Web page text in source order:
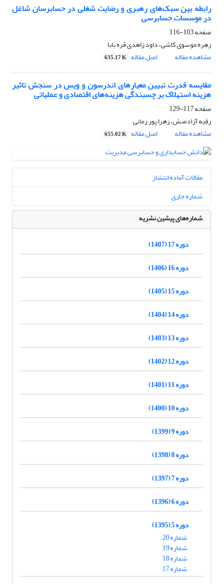
رابطه بین سبک‌های رهبری و رضایت شغلی در حسابرسان شاغل
در موسسات حسابرسی
صفحه103-116
زهره موسوی کاشی، داود زاهدی قره بابا
مشاهده مقاله
اصل مقاله 635.17 K
مقایسه قدرت تبیین معیارهای اندرسون و ویس در سنجش تاثیر
هزینه استهلاک بر چسبندگی هزینه‌های اقتصادی و عملیاتی
صفحه117-129
رقیه آزادمنش، زهرا پور زمانی
مشاهده مقاله
اصل مقاله 655.02 K
مقالات آماده انتشار
شماره جاری
شماره‌های پیشین نشریه
دوره 17 (1407)
دوره 16 (1406)
دوره 15 (1405)
دوره 14 (1404)
دوره 13 (1403)
دوره 12 (1402)
دوره 11 (1401)
دوره 10 (1400)
دوره 9 (1399)
دوره 8 (1398)
دوره 7 (1397)
دوره 6 (1396)
دوره 5 (1395)
شماره 20
شماره 19
شماره 18
شماره 17